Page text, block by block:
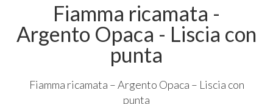
Fiamma ricamata -
Argento Opaca - Liscia con
punta
Fiamma ricamata – Argento Opaca – Liscia con
punta